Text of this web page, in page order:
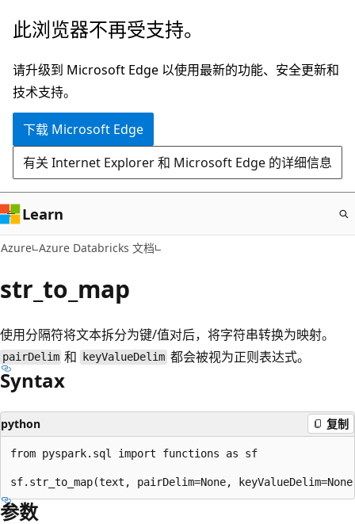
跳
主
要
内
此浏览器不再受支持。
请升级到 Microsoft Edge 以使用最新的功能、安全更新和
技术支持。
下载 Microsoft Edge
有关 Internet Explorer 和 Microsoft Edge 的详细信息
Learn
Azure Azure Databricks 文档
str_to_map
使用分隔符将文本拆分为键/值对后，将字符串转换为映射。
pairDelim 和 keyValueDelim 都会被视为正则表达式。
Syntax
python 复制
from pyspark.sql import functions as sf
参数